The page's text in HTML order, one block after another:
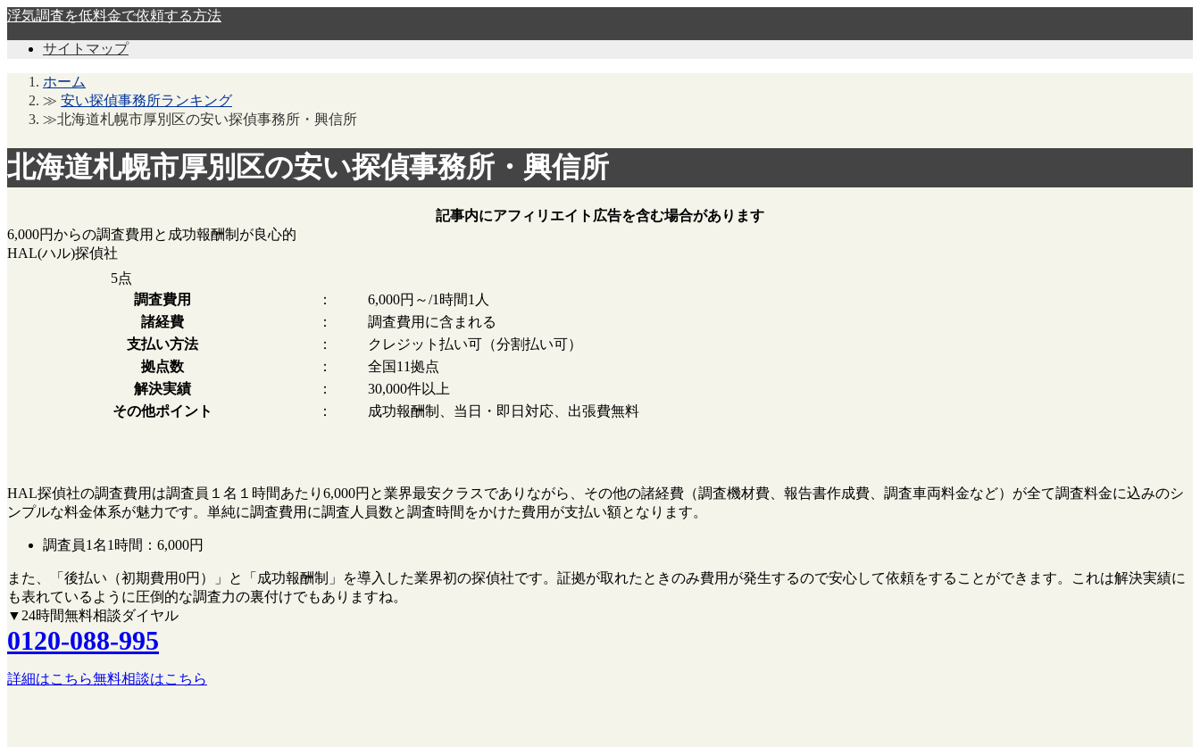
浮気調査を低料金で依頼する方法
サイトマップ
ホーム
≫ 安い探偵事務所ランキング
≫北海道札幌市厚別区の安い探偵事務所・興信所
北海道札幌市厚別区の安い探偵事務所・興信所
記事内にアフィリエイト広告を含む場合があります
6,000円からの調査費用と成功報酬制が良心的
HAL(ハル)探偵社
5点
調査費用
：
6,000円～/1時間1人
諸経費
：
調査費用に含まれる
支払い方法
：
クレジット払い可（分割払い可）
拠点数
：
全国11拠点
解決実績
：
30,000件以上
その他ポイント
： 成功報酬制、当日・即日対応、出張費無料
HAL探偵社の調査費用は調査員１名１時間あたり6,000円と業界最安クラスでありながら、その他の諸経費（調査機材費、報告書作成費、調査車両料金など）が全て調査料金に込みのシ
ンプルな料金体系が魅力です。単純に調査費用に調査人員数と調査時間をかけた費用が支払い額となります。
調査員1名1時間： 6,000円
また、 「後払い（初期費用0円）」 と 「成功報酬制」
を導入した業界初の探偵社です。証拠が取れたときのみ費用が発生するので安心して依頼をすることができます。これは解決実績に
も表れているように圧倒的な調査力の裏付けでもありますね。
▼24時間無料相談ダイヤル
0120-088-995
詳細はこちら無料相談はこちら